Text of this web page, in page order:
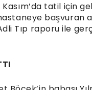
tatil için
başvuran
Tıp raporu ile